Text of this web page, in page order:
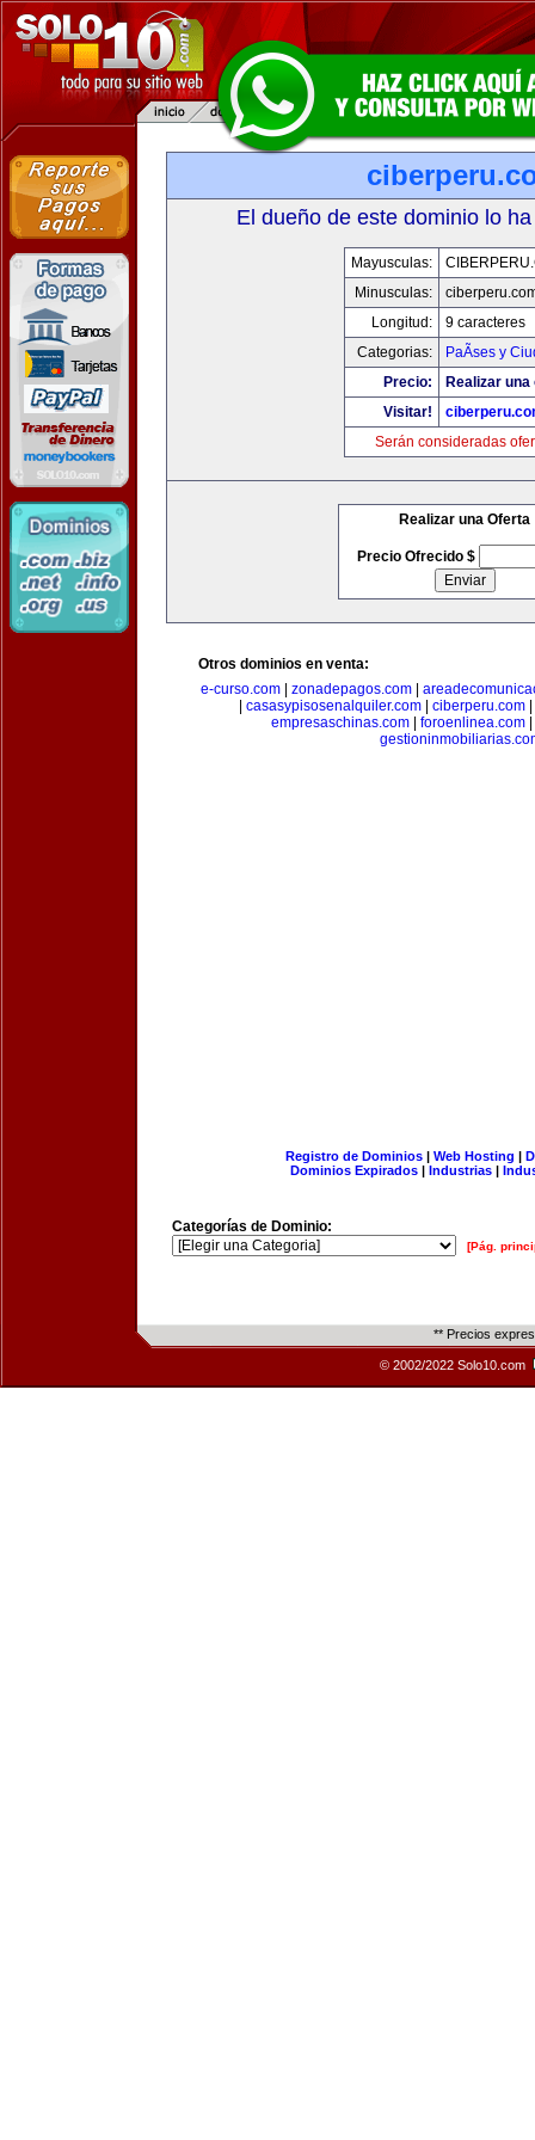
El dueño de este dominio lo
Mayusculas:
Minusculas:
Longitud:
9 caracteres
Categorias:
PaÃ­ses y
Precio:
Realizar
Visitar!
Serán consideradas
Realizar una Oferta
Precio Ofrecido $
Otros dominios en venta:
e-curso.com| zonadepagos.com|
casasypisosenalquiler.com ciberperu.com
empresaschinas.com| foroenlinea.com|
Registro de Dominios| Web Hosting |
Dominios Expirados | Industrias |
Categorías de Dominio:
[Pág.
** Precios
© 2002/2022 Solo10.com